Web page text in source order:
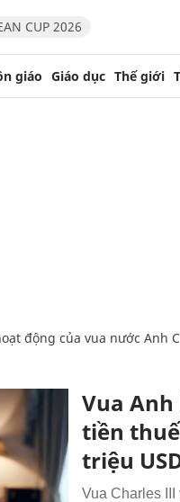
CUP 2026
giáo Giáo dục Thế giới
Vua
tiền
triệu
Vua Charles